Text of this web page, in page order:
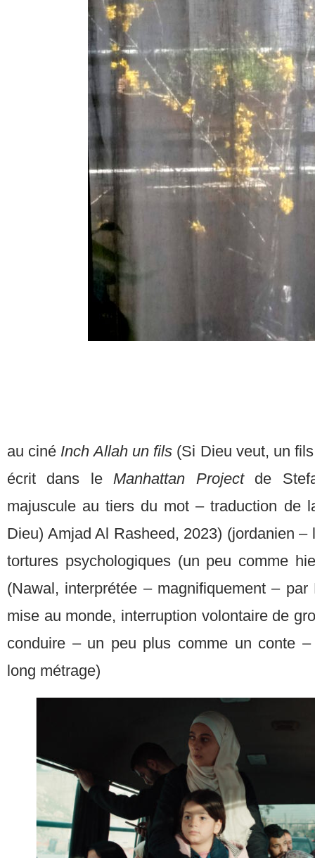
au ciné Inch Allah un fils (Si Dieu veut, un
écrit dans le Manhattan Project de
majuscule au tiers du mot – traduction de
Dieu) Amjad Al Rasheed, 2023) (jordanien
tortures psychologiques (un peu comme
(Nawal, interprétée – magnifiquement –
mise au monde, interruption volontaire de
conduire – un peu plus comme un conte
long métrage)